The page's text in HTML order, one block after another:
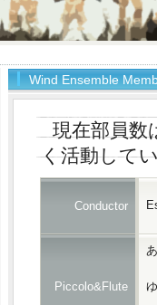
Wind Ensemble
現在部員数
く活動して
Conductor
Piccolo&Flute